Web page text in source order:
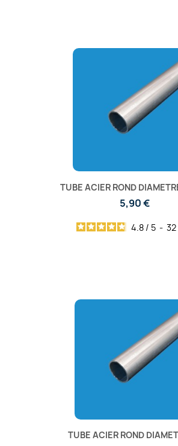
TUBE ACIER ROND
5,90 €
4.8 / 5 - 32
TUBE ACIER ROND